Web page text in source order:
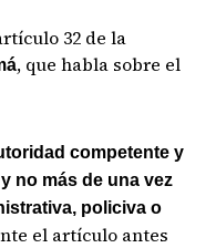
32 de la
, que habla sobre el
competente y
no más de una vez
policiva o
el artículo antes